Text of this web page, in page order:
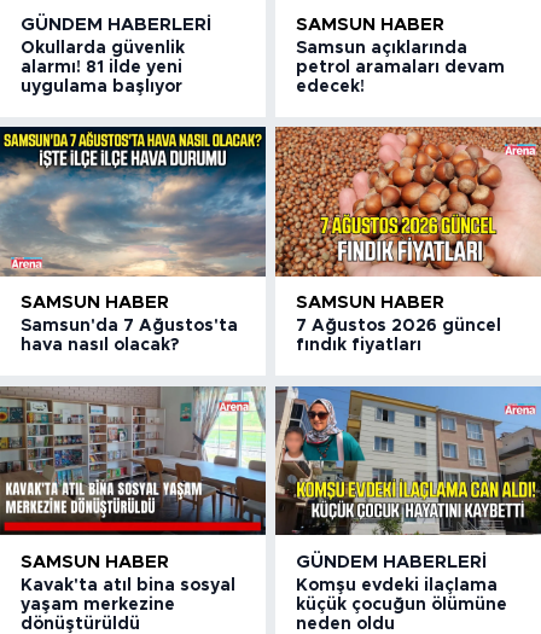
GÜNDEM HABERLERI
Okullarda güvenlik
alarmı! 81 ilde yeni
uygulama başlıyor
SAMSUN HABER
Samsun açıklarında
petrol aramaları devam
edecek!
SAMSUN HABER
Samsun'da 7 Ağustos'ta
hava nasıl olacak?
SAMSUN HABER
7 Ağustos 2026 güncel
fındık fiyatları
SAMSUN HABER
Kavak'ta atıl bina sosyal
yaşam merkezine
dönüştürüldü
GÜNDEM HABERLERI
Komşu evdeki ilaçlama
küçük çocuğun ölümüne
neden oldu